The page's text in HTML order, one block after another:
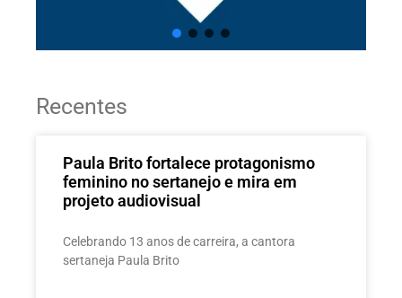
Recentes
Paula Brito fortalece protagonismo
feminino no sertanejo e mira em
projeto audiovisual
Celebrando 13 anos de carreira, a cantora
sertaneja Paula Brito